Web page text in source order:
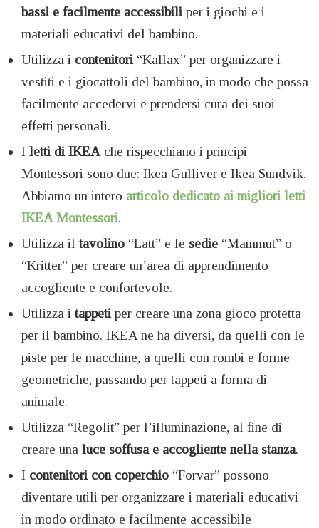
bassi e facilmente accessibili per i giochi e i
materiali educativi del bambino.
Utilizza i contenitori “Kallax” per organizzare i
vestiti e i giocattoli del bambino, in modo che possa
facilmente accedervi e prendersi cura dei suoi
effetti personali.
I letti di IKEA che rispecchiano i principi
Montessori sono due: Ikea Gulliver e Ikea Sundvik.
Abbiamo un intero articolo dedicato ai migliori letti
IKEA Montessori.
Utilizza il tavolino “Latt” e le sedie “Mammut” o
“Kritter” per creare un’area di apprendimento
accogliente e confortevole.
Utilizza i tappeti per creare una zona gioco protetta
per il bambino. IKEA ne ha diversi, da quelli con le
piste per le macchine, a quelli con rombi e forme
geometriche, passando per tappeti a forma di
animale.
Utilizza “Regolit” per l’illuminazione, al fine di
creare una luce soffusa e accogliente nella stanza.
I contenitori con coperchio “Forvar” possono
diventare utili per organizzare i materiali educativi
in modo ordinato e facilmente accessibile